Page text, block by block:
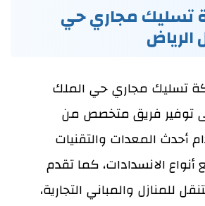
تسليك مجاري حي
تسليك مجاري حي الملك
توفير فريق متخصص من
أحدث المعدات والتقنيات
الانسدادات، كما تقدم
للمنازل والمباني التجارية،